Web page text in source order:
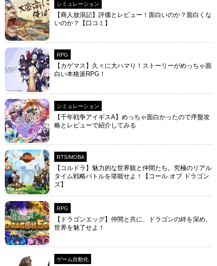
シミュレーション
【商人放浪‪記】評価とレビュー！面白いのか？面白くな
いのか？【口コミ】
RPG
【カゲマス】久々に大ハマり！ストーリーがめっちゃ面
白い本格派RPG！
シミュレーション
【千年戦争アイギスA】めっちゃ面白かったので序盤攻
略とレビューで紹介してみる
RTS/MOBA
【コルドラ】魅力的な世界観と仲間たち。究極のリアル
タイム戦略バトルを堪能せよ！【コール オブ ドラゴン
ズ】
RPG
【ドラゴンエッグ】仲間と共に、ドラゴンの絆を深め、
世界を魅了せよ！
ゲーム自動化